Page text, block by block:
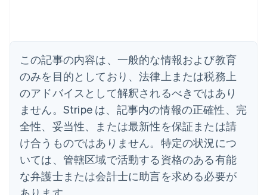
この記事の内容は、一般的な情報および教育
のみを目的としており、法律上または税務上
のアドバイスとして解釈されるべきではあり
ません。Stripe は、記事内の情報の正確性、完
全性、妥当性、または最新性を保証または請
け合うものではありません。特定の状況につ
いては、管轄区域で活動する資格のある有能
な弁護士または会計士に助言を求める必要が
English
イギリス
English
イタリア
ItalianoEnglish
インド
English
エストニア
English
オーストラリア
English
オーストリア